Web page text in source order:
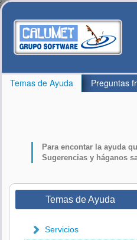
Temas de Ayuda Preguntas
Para encontar la ayuda
Sugerencias y háganos